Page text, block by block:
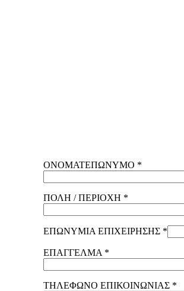
ΟΝΟΜΑΤΕΠΩΝΥΜΟ *
ΠΟΛΗ / ΠΕΡΙΟΧΗ *
ΕΠΩΝΥΜΙΑ ΕΠΙΧΕΙΡΗΣΗΣ *
ΕΠΑΓΓΕΛΜΑ *
ΤΗΛΕΦΩΝΟ ΕΠΙΚΟΙΝΩΝΙΑΣ *